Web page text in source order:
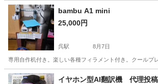
広島 広島市
bambu A1 mini
25,000円
呉駅 8月7日
専用自作机付き。楽しい各種フィラメント付き。クールプ
広島 呉市 呉駅 家電
イヤホン型AI翻訳機 代理投